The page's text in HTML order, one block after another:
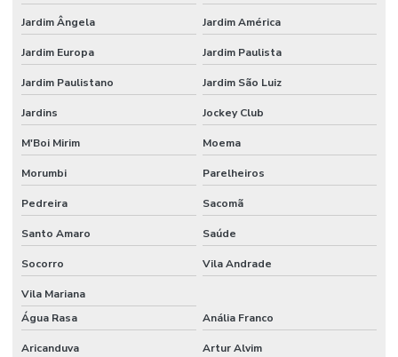
Poste com leitor lpr
Projeto de cftv com câmeras ip
Projeto de cftv para condomínio
Projeto de cftv para condomínio de alto padrão
Projeto cftv predial
Projeto cftv residencial
Projeto de circuito fechado de tv
Projeto de controle de acesso
Jardim Ângela Jardim América
Jardim Europa Jardim Paulista
Jardim Paulistano Jardim São Luiz
Jardins Jockey Club
M'Boi Mirim Moema
Morumbi Parelheiros
Pedreira Sacomã
Santo Amaro Saúde
Socorro Vila Andrade
Vila Mariana
Água Rasa
Anália Franco
Aricanduva Artur Alvim